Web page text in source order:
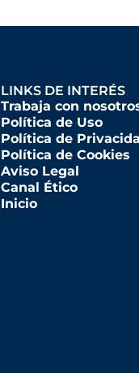
LINKS DE INTERÉS
Trabaja con
Política de Uso
Política de
Política de Cookies
Aviso Legal
Canal Ético
Inicio